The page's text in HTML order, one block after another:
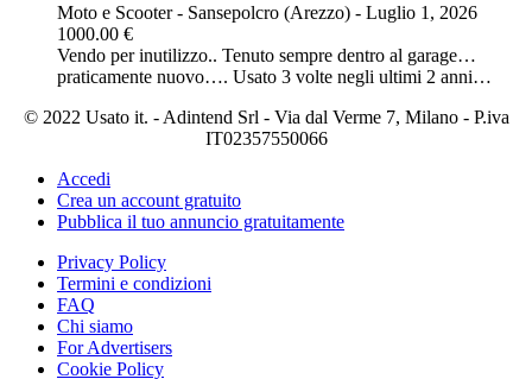
Moto e Scooter- Sansepolcro (Arezzo) - Luglio 1, 2026
1000.00 €
Vendo per inutilizzo.. Tenuto sempre dentro al garage…
praticamente nuovo…. Usato 3 volte negli ultimi 2 anni…
© 2022 Usato it. - Adintend Srl - Via dal Verme 7, Milano - P.iva
IT02357550066
Accedi
Crea un account gratuito
Pubblica il tuo annuncio gratuitamente
Privacy Policy
Termini e condizioni
FAQ
Chi siamo
For Advertisers
Cookie Policy